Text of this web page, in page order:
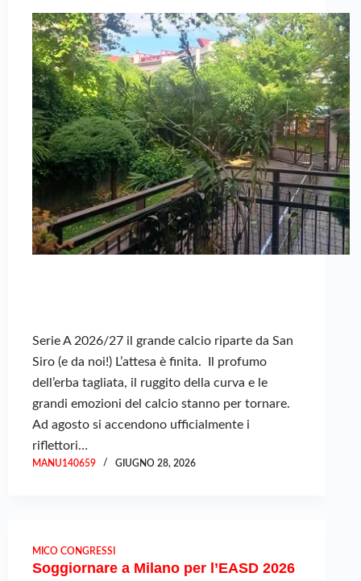
Serie A 2026/27 il grande calcio riparte da San
Siro (e da noi!) L’attesa è finita. Il profumo
dell’erba tagliata, il ruggito della curva e le
grandi emozioni del calcio stanno per tornare.
Ad agosto si accendono ufficialmente i
riflettori…
MANU140659 GIUGNO 28, 2026
MICO CONGRESSI
Soggiornare a Milano per l’EASD 2026